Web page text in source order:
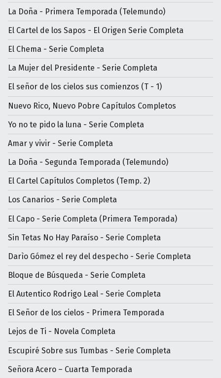
La Doña - Primera Temporada (Telemundo)
El Cartel de los Sapos - El Origen Serie Completa
El Chema - Serie Completa
La Mujer del Presidente - Serie Completa
El señor de los cielos sus comienzos (T - 1)
Nuevo Rico, Nuevo Pobre Capítulos Completos
Yo no te pido la luna - Serie Completa
Amar y vivir - Serie Completa
La Doña - Segunda Temporada (Telemundo)
El Cartel Capítulos Completos (Temp. 2)
Los Canarios - Serie Completa
El Capo - Serie Completa (Primera Temporada)
Sin Tetas No Hay Paraíso - Serie Completa
Darìo Gómez el rey del despecho - Serie Completa
Bloque de Búsqueda - Serie Completa
El Autentico Rodrigo Leal - Serie Completa
El Señor de los cielos - Primera Temporada
Lejos de Ti - Novela Completa
Escupiré Sobre sus Tumbas - Serie Completa
Señora Acero – Cuarta Temporada